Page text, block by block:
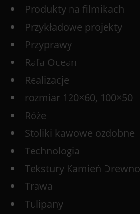
Produkty na filmikach
Przykładowe projekty
Przyprawy
Rafa Ocean
Realizacje
rozmiar 120×60, 100×50
Róże
Stoliki kawowe ozdobne
Technologia
Tekstury Kamień Drewno
Trawa
Tulipany